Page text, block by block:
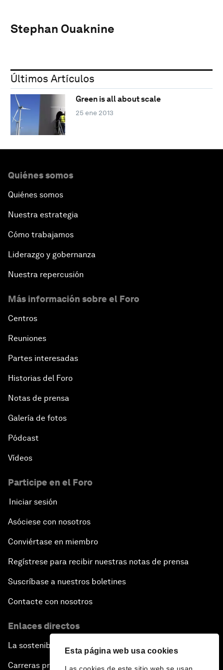
Esta página web usa cookies
Stephan Ouaknine
Últimos Artículos
Green is all about scale
25 ene 2013
Quiénes somos
Quiénes somos
Nuestra estrategia
Cómo trabajamos
Liderazgo y gobernanza
Nuestra repercusión
Más información sobre el Foro
Centros
Reuniones
Partes interesadas
Historias del Foro
Notas de prensa
Galería de fotos
Pódcast
Vídeos
Participe en el Foro
Iniciar sesión
Asóciese con nosotros
Conviértase en miembro
Regístrese para recibir nuestras notas de prensa
Suscríbase a nuestros boletines
Contacte con nosotros
Enlaces directos
La sostenibilidad en el Foro
Carreras profesionales